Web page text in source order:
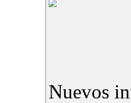
Nuevos